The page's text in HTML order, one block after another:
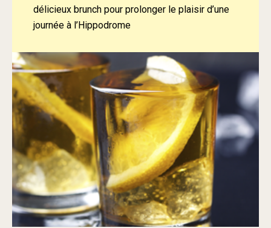
délicieux brunch pour prolonger le plaisir d’une
journée à l’Hippodrome